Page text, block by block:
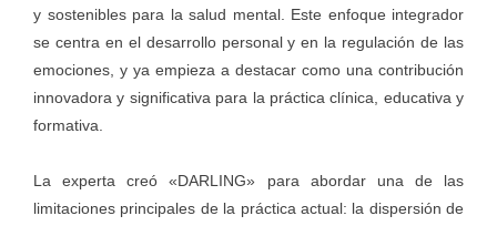
y sostenibles para la salud mental. Este enfoque integrador
se centra en el desarrollo personal y en la regulación de las
emociones, y ya empieza a destacar como una contribución
innovadora y significativa para la práctica clínica, educativa y
formativa.
La experta creó «DARLING» para abordar una de las
limitaciones principales de la práctica actual: la dispersión de